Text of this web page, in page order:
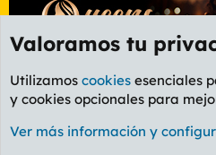
Foro Cine
Cookies
PL OLDSTYLE
Valoramos tu
Utilizamos cookies esenciales
y cookies opcionales para
Ver más información y